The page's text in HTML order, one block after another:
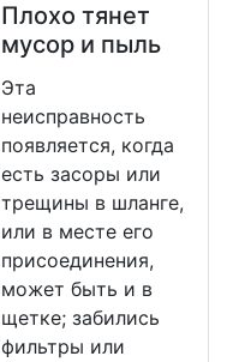
Плохо тянет
мусор и пыль
Эта
неисправность
появляется, когда
есть засоры или
трещины в шланге,
или в месте его
присоединения,
может быть и в
щетке; забились
фильтры или